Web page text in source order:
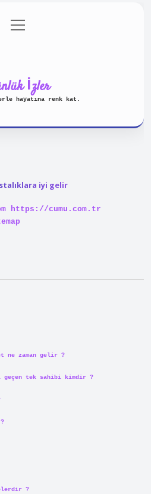
Gizlilik Politikası
menüyü
aç
İzler
hayatına renk kat.
iyi gelir
https://cumu.com.tr
ne zaman gelir ?
geçen tek sahibi kimdir ?
?